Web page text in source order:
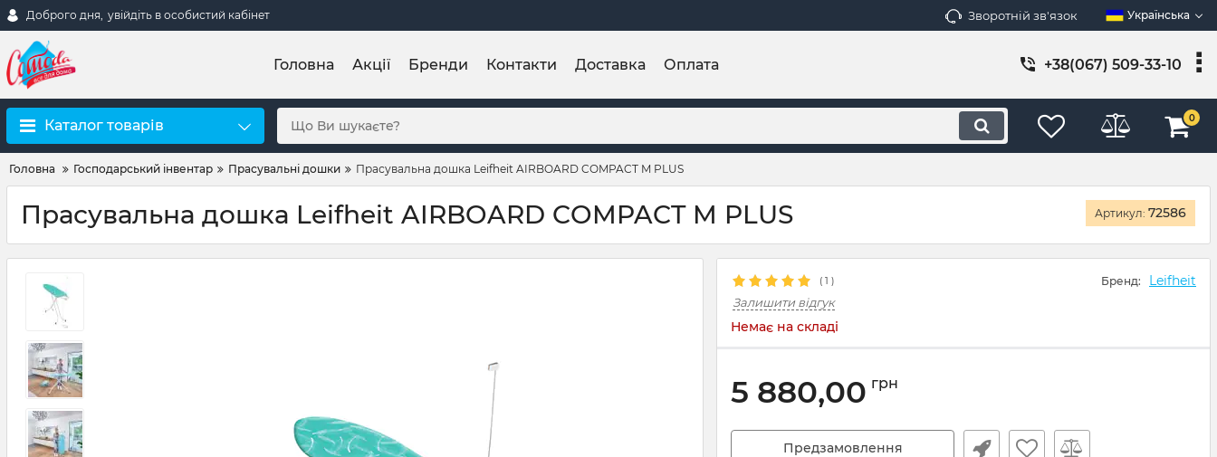
Доброго дня, увійдіть в особистий кабінет Зворотній зв'язок Українська
Головна Акції Бренди Контакти Доставка Оплата +38(067) 509-33-10
Каталог товарів 0
Головна Господарський інвентар Прасувальні дошки Прасувальна дошка Leifheit AIRBOARD COMPACT M PLUS
Прасувальна дошка Leifheit AIRBOARD COMPACT M PLUS Артикул: 72586
( 1 ) Бренд: Leifheit
Залишити відгук
Немає на складі
5 880,00 грн
Предзамовлення